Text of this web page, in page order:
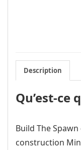
Description
Qu’est-ce
Build The
construction